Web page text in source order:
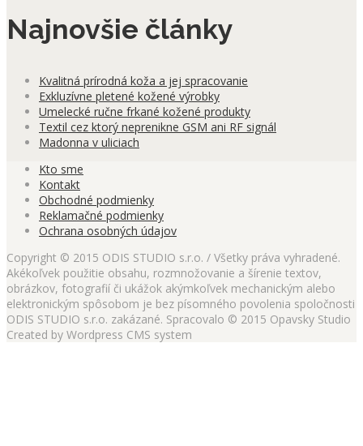
Najnovšie články
Kvalitná prírodná koža a jej spracovanie
Exkluzívne pletené kožené výrobky
Umelecké ručne frkané kožené produkty
Textil cez ktorý neprenikne GSM ani RF signál
Madonna v uliciach
Kto sme
Kontakt
Obchodné podmienky
Reklamačné podmienky
Ochrana osobných údajov
Copyright © 2015 ODIS STUDIO s.r.o. / Všetky práva vyhradené.
Akékoľvek použitie obsahu, rozmnožovanie a šírenie textov,
obrázkov, fotografií či ukážok akýmkoľvek mechanickým alebo
elektronickým spôsobom je bez písomného povolenia spoločnosti
ODIS STUDIO s.r.o. zakázané. Spracovalo © 2015 Opavsky Studio
Created by Wordpress CMS system